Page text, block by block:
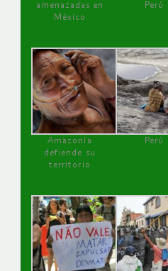
amenazadas en
México
Perú
Amazonía
defiende su
territorio
Perú